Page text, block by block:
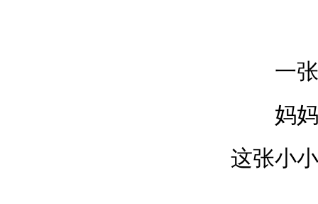
一张
妈妈
这张小